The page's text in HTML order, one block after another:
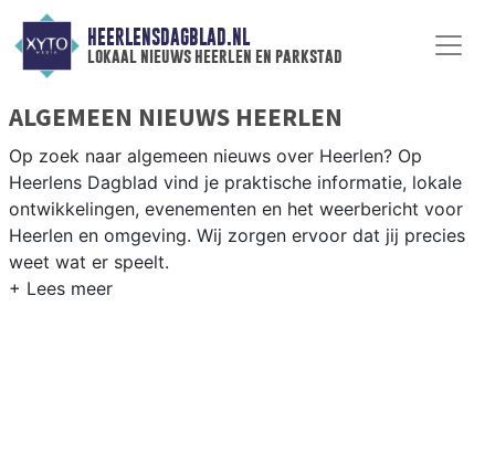
HEERLENSDAGBLAD.NL
lokaal nieuws heerlen en parkstad
ALGEMEEN NIEUWS HEERLEN
Op zoek naar algemeen nieuws over Heerlen? Op
Heerlens Dagblad vind je praktische informatie, lokale
ontwikkelingen, evenementen en het weerbericht voor
Heerlen en omgeving. Wij zorgen ervoor dat jij precies
weet wat er speelt.